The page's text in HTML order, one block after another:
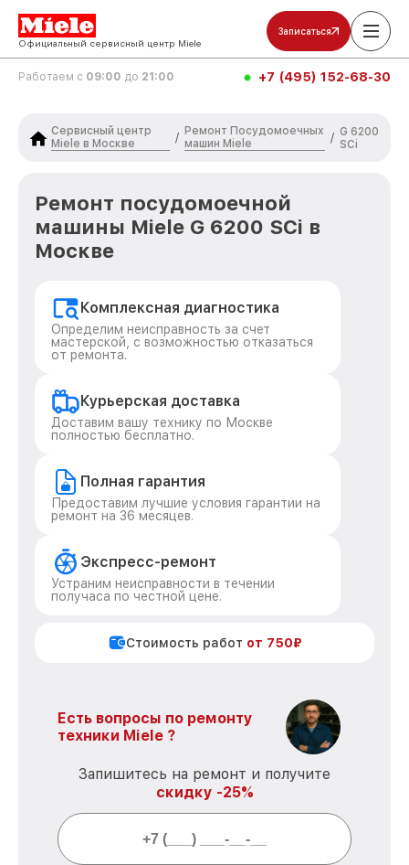
Официальный сервисный центр Miele
Записаться
Работаем с 09:00 до 21:00 +7 (495) 152-68-30
Сервисный центр
Miele в Москве
/
Ремонт Посудомоечных
машин Miele
/ G 6200
SCi
Ремонт посудомоечной
машины Miele G 6200 SCi в
Москве
Комплексная диагностика
Определим неисправность за счет
мастерской, с возможностью отказаться
от ремонта.
Курьерская доставка
Доставим вашу технику по Москве
полностью бесплатно.
Полная гарантия
Предоставим лучшие условия гарантии на
ремонт на 36 месяцев.
Экспресс-ремонт
Устраним неисправности в течении
получаса по честной цене.
Стоимость работ от 750₽
Есть вопросы по ремонту
техники Miele ?
Запишитесь на ремонт и получите
скидку -25%